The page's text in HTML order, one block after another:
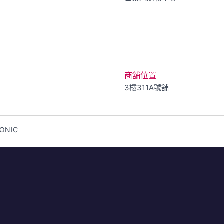
商舖位置
3樓311A號舖